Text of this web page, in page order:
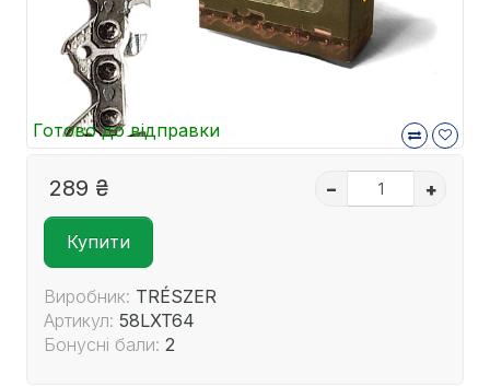
Готово до відправки
289 ₴ – +
Купити
Виробник: TRÉSZER
Артикул: 58LXT64
Бонусні бали: 2